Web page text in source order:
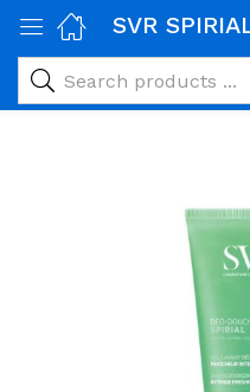
alimentaires)